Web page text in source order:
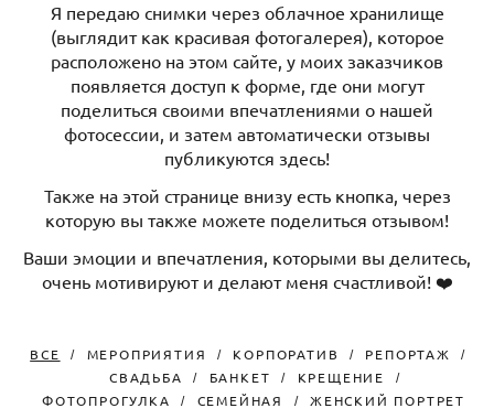
Я передаю снимки через облачное хранилище
(выглядит как красивая фотогалерея), которое
расположено на этом сайте, у моих заказчиков
появляется доступ к форме, где они могут
поделиться своими впечатлениями о нашей
фотосессии, и затем автоматически отзывы
публикуются здесь!
Также на этой странице внизу есть кнопка, через
которую вы также можете поделиться отзывом!
Ваши эмоции и впечатления, которыми вы делитесь,
очень мотивируют и делают меня счастливой! ❤️
ВСЕ МЕРОПРИЯТИЯ КОРПОРАТИВ
РЕПОРТАЖ
СВАДЬБА
БАНКЕТ
КРЕЩЕНИЕ
ФОТОПРОГУЛКА
СЕМЕЙНАЯ ЖЕНСКИЙ ПОРТРЕТ